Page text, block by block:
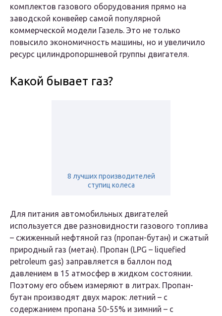
комплектов газового оборудования прямо на
заводской конвейер самой популярной
коммерческой модели Газель. Это не только
повысило экономичность машины, но и увеличило
ресурс цилиндропоршневой группы двигателя.
Какой бывает газ?
8 лучших производителей
ступиц колеса
Для питания автомобильных двигателей
используется две разновидности газового топлива
– сжиженный нефтяной газ (пропан-бутан) и сжатый
природный газ (метан). Пропан (LPG – liquefied
petroleum gas) заправляется в баллон под
давлением в 15 атмосфер в жидком состоянии.
Поэтому его объем измеряют в литрах. Пропан-
бутан производят двух марок: летний – с
содержанием пропана 50-55% и зимний – с